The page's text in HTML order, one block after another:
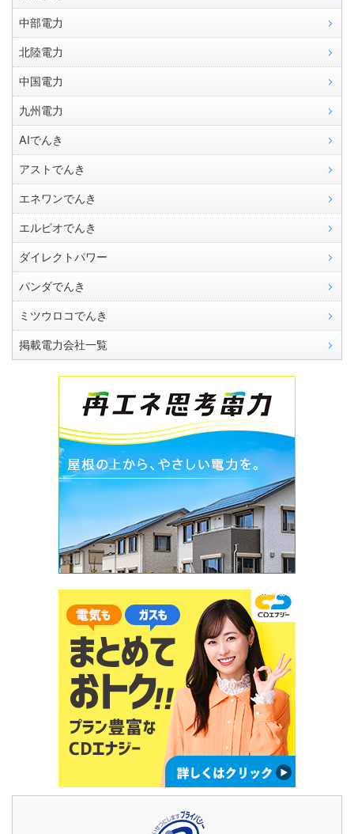
中部電力
北陸電力
中国電力
九州電力
AIでんき
アストでんき
エネワンでんき
エルピオでんき
ダイレクトパワー
パンダでんき
ミツウロコでんき
掲載電力会社一覧